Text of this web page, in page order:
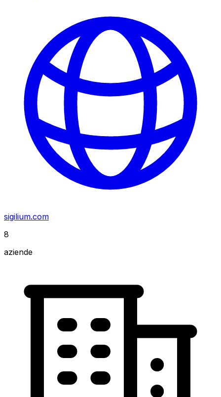
sigilium.com
8
aziende